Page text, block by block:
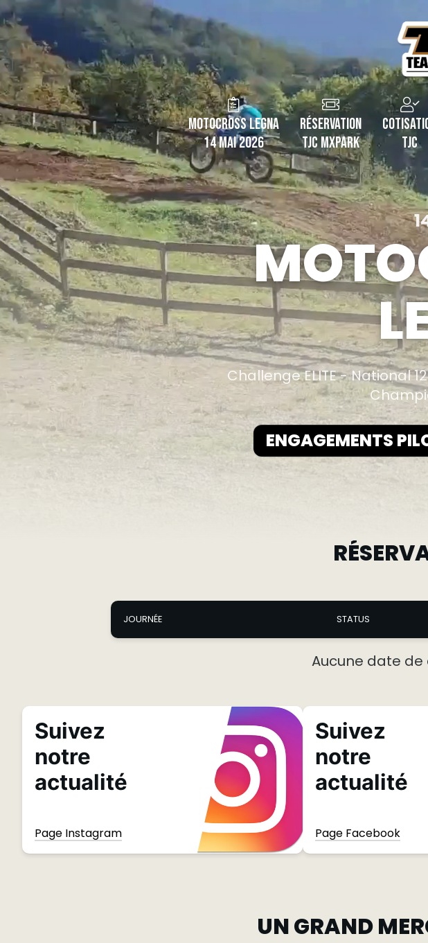
Motocross Legna
14 MAI 2026
Réservation
TJC MXPark
TJC
Challenge ELITE - National
ENGAGEMENTS
JOURNÉE STATUS
Aucune date
Suivez
notre
actualité
Page Instagram
Suivez
notre
actualité
Page Facebook
UN GRAND